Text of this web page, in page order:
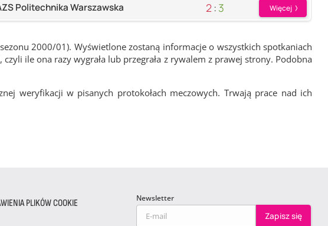
Politechnika Warszawska 2 : 3 Więcej
2000/01). Wyświetlone zostaną informacje o wszystkich spotkaniach
ile ona razy wygrała lub przegrała z rywalem z prawej strony. Podobna
weryfikacji w pisanych protokołach meczowych. Trwają prace nad ich
PLIKÓW COOKIE Newsletter